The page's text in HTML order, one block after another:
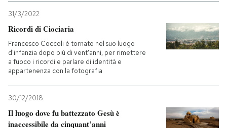
AREA PERSONALE
31/3/2022
Ricordi di Ciociaria
Francesco Coccoli è tornato nel suo luogo
d'infanzia dopo più di vent'anni, per rimettere
a fuoco i ricordi e parlare di identità e
appartenenza con la fotografia
30/12/2018
Il luogo dove fu battezzato Gesù è
inaccessibile da cinquant’anni